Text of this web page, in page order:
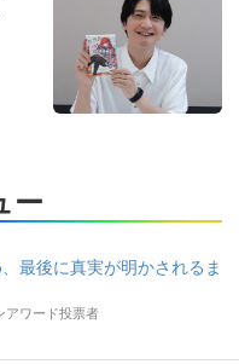
ー
最後に真実が明かされるま
ワード投票者